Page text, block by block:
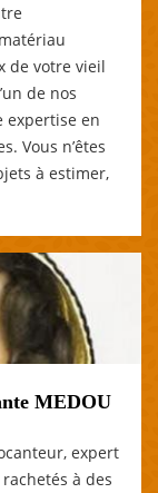
de votre vieil
de nos
expertise en
Vous n’êtes
à estimer,
MEDOU
expert
à des